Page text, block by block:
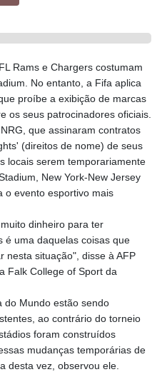
Rams e Chargers costumam
No entanto, a Fifa aplica
proíbe a exibição de marcas
os seus patrocinadores oficiais.
que assinaram contratos
(direitos de nome) de seus
locais serem temporariamente
New York-New Jersey
o evento esportivo mais
dinheiro para ter
é uma daquelas coisas que
nesta situação", disse à AFP
Falk College of Sport da
do Mundo estão sendo
ao contrário do torneio
foram construídos
mudanças temporárias de
desta vez, observou ele.